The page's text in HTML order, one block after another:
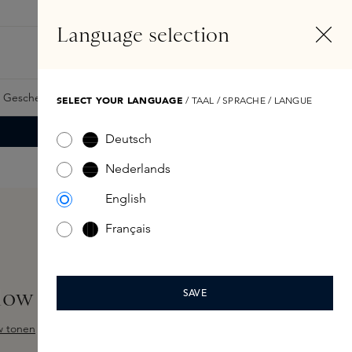
Samples Skins Exclusives Skins Boxen
Body Oil 100ml
tonen
Language selection
SELECT YOUR LANGUAGE / TAAL / SPRACHE / LANGUE
Deutsch
Nederlands
English
Français
SAVE